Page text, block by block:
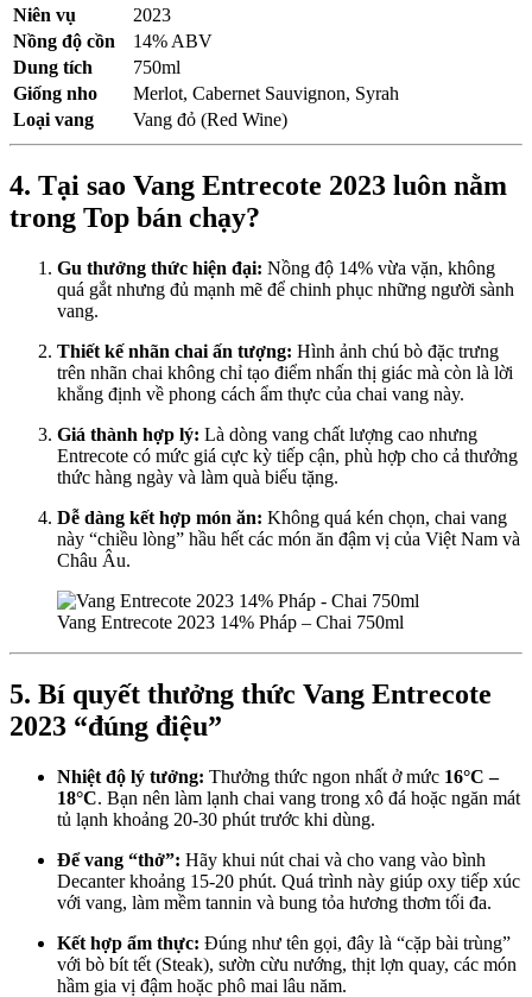
Niên vụ
2023
Nồng độ cồn
14% ABV
Dung tích
750ml
Giống nho
Merlot, Cabernet Sauvignon, Syrah
Loại vang
Vang đỏ (Red Wine)
4. Tại sao Vang Entrecote 2023 luôn nằm
trong Top bán chạy?
Gu thưởng thức hiện đại: Nồng độ 14% vừa vặn, không
quá gắt nhưng đủ mạnh mẽ để chinh phục những người sành
vang.
Thiết kế nhãn chai ấn tượng: Hình ảnh chú bò đặc trưng
trên nhãn chai không chỉ tạo điểm nhấn thị giác mà còn là lời
khẳng định về phong cách ẩm thực của chai vang này.
Giá thành hợp lý: Là dòng vang chất lượng cao nhưng
Entrecote có mức giá cực kỳ tiếp cận, phù hợp cho cả thưởng
thức hàng ngày và làm quà biếu tặng.
Dễ dàng kết hợp món ăn: Không quá kén chọn, chai vang
này “chiều lòng” hầu hết các món ăn đậm vị của Việt Nam và
Châu Âu.
Vang Entrecote 2023 14% Pháp – Chai 750ml
5. Bí quyết thưởng thức Vang Entrecote
2023 “đúng điệu”
Nhiệt độ lý tưởng: Thưởng thức ngon nhất ở mức 16°C –
18°C. Bạn nên làm lạnh chai vang trong xô đá hoặc ngăn mát
tủ lạnh khoảng 20-30 phút trước khi dùng.
Để vang “thở”: Hãy khui nút chai và cho vang vào bình
Decanter khoảng 15-20 phút. Quá trình này giúp oxy tiếp xúc
với vang, làm mềm tannin và bung tỏa hương thơm tối đa.
Kết hợp ẩm thực: Đúng như tên gọi, đây là “cặp bài trùng”
với bò bít tết (Steak), sườn cừu nướng, thịt lợn quay, các món
hầm gia vị đậm hoặc phô mai lâu năm.